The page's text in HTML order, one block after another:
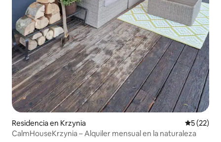
Residencia en Krzynia
5 (22)
CalmHouseKrzynia – Alquiler mensual en la naturaleza